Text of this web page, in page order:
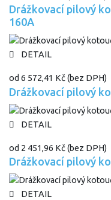
Drážkovací pilový
160A
DETAIL
od 6 572,41 Kč (bez DPH)
Drážkovací pilový
DETAIL
od 2 451,96 Kč (bez DPH)
Drážkovací pilový
DETAIL